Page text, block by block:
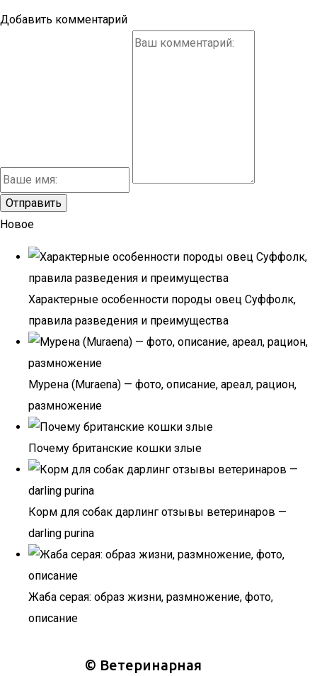
Добавить комментарий
Новое
Характерные особенности породы овец Суффолк,
правила разведения и преимущества
Мурена (Muraena) — фото, описание, ареал, рацион,
размножение
Почему британские кошки злые
Корм для собак дарлинг отзывы ветеринаров —
darling purina
Жаба серая: образ жизни, размножение, фото,
описание
© Ветеринарная